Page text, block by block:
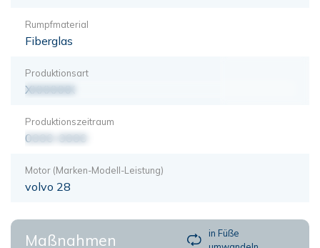
Rumpfmaterial
Fiberglas
Produktionsart
XXXXXXX
Produktionszeitraum
0000-0000
Motor (Marken-Modell-Leistung)
volvo 28
Maßnahmen
in Füße